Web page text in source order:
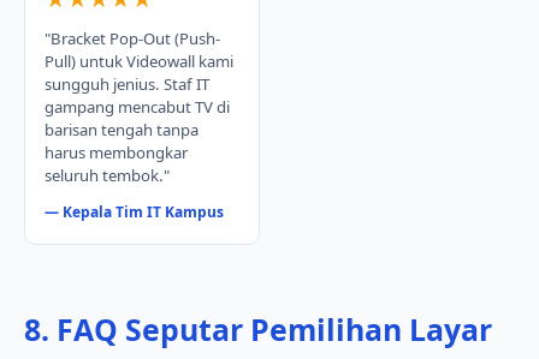
"Bracket Pop-Out (Push-
Pull) untuk Videowall kami
sungguh jenius. Staf IT
gampang mencabut TV di
barisan tengah tanpa
harus membongkar
seluruh tembok."
— Kepala Tim IT Kampus
8. FAQ Seputar Pemilihan Layar